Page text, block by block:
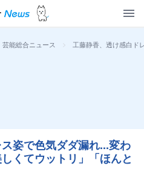
芸能総合ニュース > 工藤静香、透け感白ド
姿で色気ダダ漏れ...変わ
くてウットリ」「ほんと